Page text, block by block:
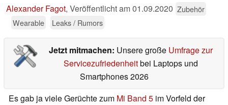
Alexander Fagot, Veröffentlicht am01.09.2020 Zubehör
Wearable
Leaks / Rumors
Jetzt mitmachen: Unsere große Umfrage zur
Servicezufriedenheitbei Laptops und
Smartphones 2026
Es gab ja viele Gerüchte zum Mi Band 5 im Vorfeld der